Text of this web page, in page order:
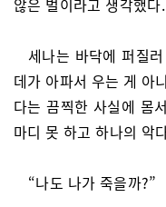
않은 벌이라고 생각했다.
세나는 바닥에 퍼질
데가 아파서 우는 게 아
다는 끔찍한 사실에 몸
마디 못 하고 하나의 악
“나도 나가 죽을까?”